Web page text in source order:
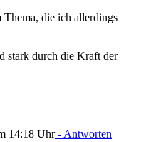
Thema, die ich allerdings
stark durch die Kraft der
14:18 Uhr- Antworten